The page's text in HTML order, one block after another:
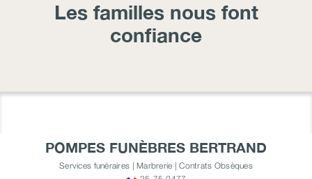
Les familles nous font
confiance
POMPES FUNÈBRES BERTRAND
Services funéraires | Marbrerie | Contrats Obsèques